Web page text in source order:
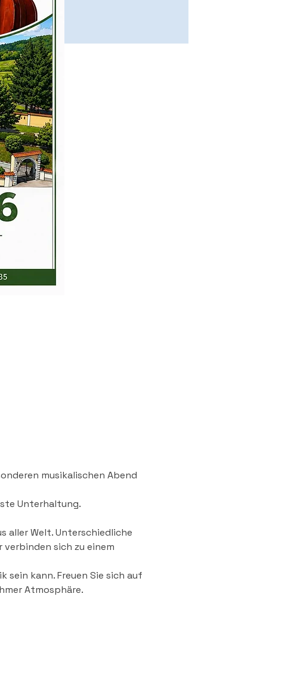
musikalischen Abend
Unterhaltung.
aller Welt. Unterschiedliche
verbinden sich zu einem
sein kann. Freuen Sie sich auf
Atmosphäre.